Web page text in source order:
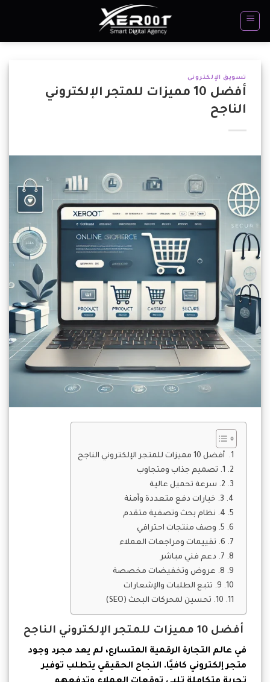
للمحتوى
تسويق الإلكترونى
أفضل 10 مميزات للمتجر الإلكتروني
الناجح
أفضل 10 مميزات للمتجر الإلكتروني الناجح
1. تصميم جذاب ومتجاوب
2. سرعة تحميل عالية
3. خيارات دفع متعددة وآمنة
4. نظام بحث وتصفية متقدم
5. وصف منتجات احترافي
6. تقييمات ومراجعات العملاء
7. دعم فني مباشر
8. عروض وتخفيضات مخصصة
9. تتبع الطلبات والإشعارات
10. تحسين لمحركات البحث (SEO)
أفضل 10 مميزات للمتجر الإلكتروني الناجح
في عالم التجارة الرقمية المتسارع، لم يعد مجرد وجود
متجر إلكتروني كافيًا. النجاح الحقيقي يتطلب توفير